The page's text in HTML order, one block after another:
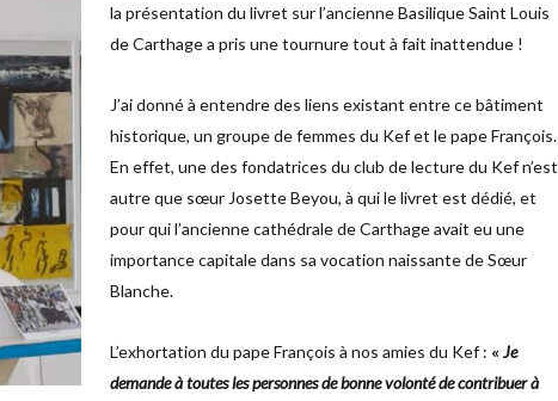
la présentation du livret sur l’ancienne Basilique Saint Louis
de Carthage a pris une tournure tout à fait inattendue !
J’ai donné à entendre des liens existant entre ce bâtiment
historique, un groupe de femmes du Kef et le pape François.
En effet, une des fondatrices du club de lecture du Kef n’est
autre que sœur Josette Beyou, à qui le livret est dédié, et
pour qui l’ancienne cathédrale de Carthage avait eu une
importance capitale dans sa vocation naissante de Sœur
Blanche.
L’exhortation du pape François à nos amies du Kef : « Je
demande à toutes les personnes de bonne volonté de contribuer à